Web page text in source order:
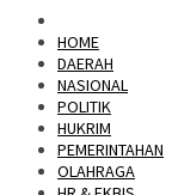
HOME
DAERAH
NASIONAL
POLITIK
HUKRIM
PEMERINTAHAN
OLAHRAGA